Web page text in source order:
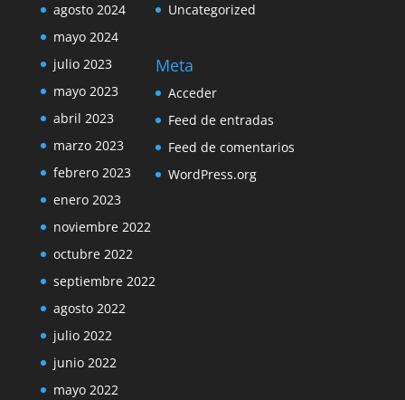
agosto 2024
mayo 2024
julio 2023
mayo 2023
abril 2023
marzo 2023
febrero 2023
enero 2023
noviembre 2022
octubre 2022
septiembre 2022
agosto 2022
julio 2022
junio 2022
mayo 2022
Uncategorized
Meta
Acceder
Feed de entradas
Feed de comentarios
WordPress.org